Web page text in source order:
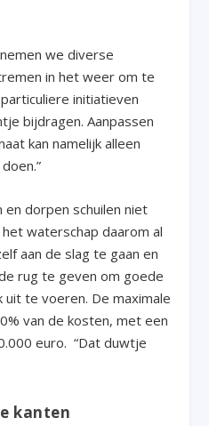
we diverse
in het weer om te
initiatieven
bijdragen. Aanpassen
kan namelijk alleen
dorpen schuilen niet
waterschap daarom al
aan de slag te gaan en
rug te geven om goede
te voeren. De maximale
van de kosten, met een
euro. “Dat duwtje
kanten